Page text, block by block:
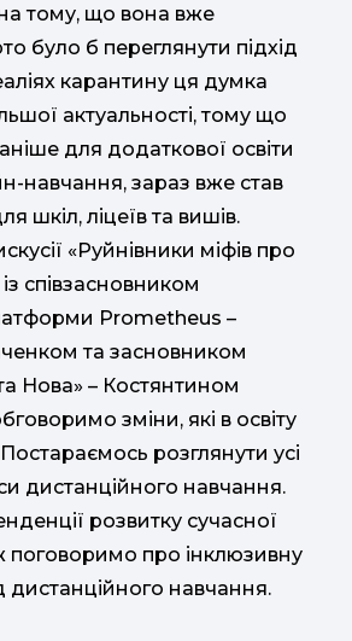
на тому, що вона вже
було б переглянути підхід
карантину ця думка
актуальності, тому що
для додаткової освіти
навчання, зараз вже став
шкіл, ліцеїв та вишів.
«Руйнівники міфів про
співзасновником
Prometheus –
та засновником
Нова» – Костянтином
зміни, які в освіту
розглянути усі
дистанційного навчання.
розвитку сучасної
поговоримо про інклюзивну
дистанційного навчання.